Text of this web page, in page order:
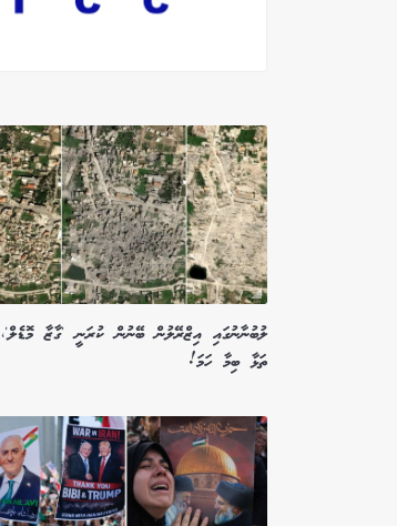
ލުބުނާނުގައި އިޒްރޭލުން ބޭނުން ކުރަނީ 'ގާޒާ މޮޑެލް'،
ތަޅާ ބިމާ ހަމަ!